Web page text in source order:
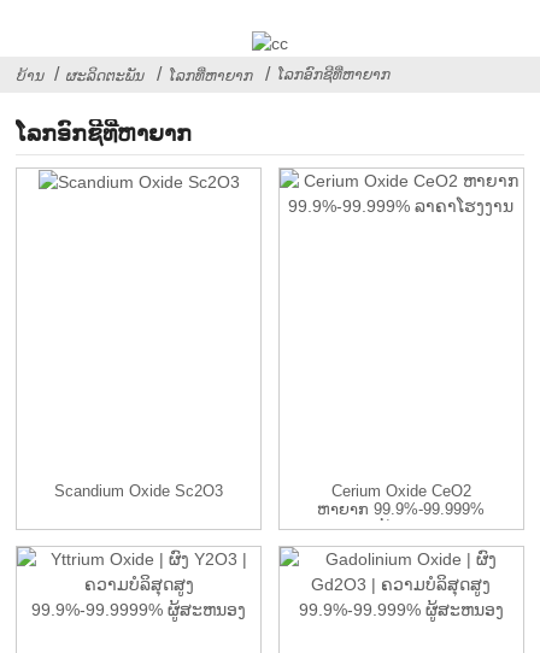
ບ້ານ ຜະລິດຕະພັນ ໂລກທີ່ຫາຍາກ ໂລກອົກຊີທີ່ຫາຍາກ
ໂລກອົກຊີທີ່ຫາຍາກ
Scandium Oxide Sc2O3
Cerium Oxide CeO2
ຫາຍາກ 99.9%-99.999%
ດ້ວຍ...